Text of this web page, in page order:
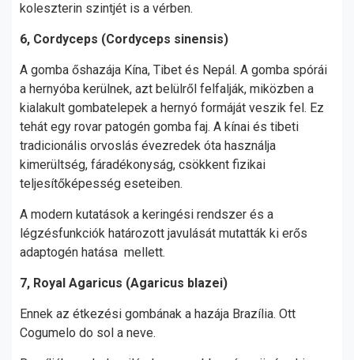
koleszterin szintjét is a vérben.
6, Cordyceps (Cordyceps sinensis)
A gomba őshazája Kína, Tibet és Nepál. A gomba spórái
a hernyóba kerülnek, azt belülről felfalják, miközben a
kialakult gombatelepek a hernyó formáját veszik fel. Ez
tehát egy rovar patogén gomba faj. A kínai és tibeti
tradicionális orvoslás évezredek óta használja
kimerültség, fáradékonyság, csökkent fizikai
teljesítőképesség eseteiben.
A modern kutatások a keringési rendszer és a
légzésfunkciók határozott javulását mutatták ki erős
adaptogén hatása mellett.
7, Royal Agaricus (Agaricus blazei)
Ennek az étkezési gombának a hazája Brazília. Ott
Cogumelo do sol a neve.